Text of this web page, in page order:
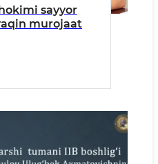
sayyor
murojaat